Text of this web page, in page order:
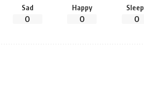
Sad
0
Happy
0 0